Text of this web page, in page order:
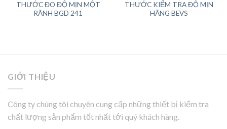
THƯỚC ĐO ĐỘ MỊN MỘT
RÃNH BGD 241
THƯỚC KIỂM TRA ĐỘ MỊN
HÃNG BEVS
GIỚI THIỆU
Công ty chúng tôi chuyên cung cấp những thiết bị kiểm tra
chất lượng sản phẩm tốt nhất tới quý khách hàng.